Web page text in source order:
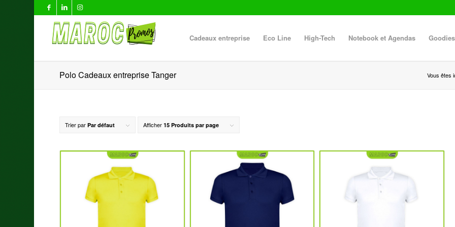
Cadeaux entreprise Eco Line High-Tech Notebook et Agendas Goodies
Polo Cadeaux entreprise Tanger Vous êtes
Trier parPar défaut Afficher15 Produits par page